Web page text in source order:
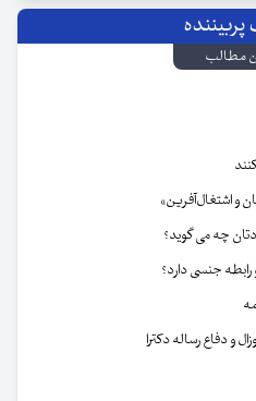
مطالب
چه می گوید؟
رابطه جنسی دارد؟
و دفاع رساله دکترا